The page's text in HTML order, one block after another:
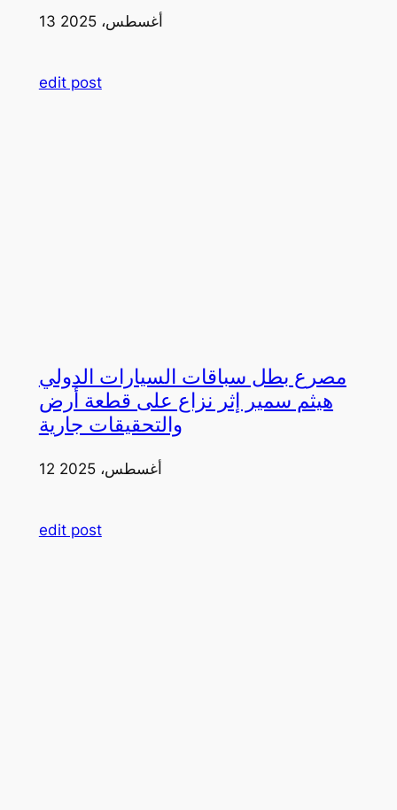
13 أغسطس، 2025
edit post
مصرع بطل سباقات السيارات الدولي
هيثم سمير إثر نزاع على قطعة أرض
والتحقيقات جارية
12 أغسطس، 2025
edit post